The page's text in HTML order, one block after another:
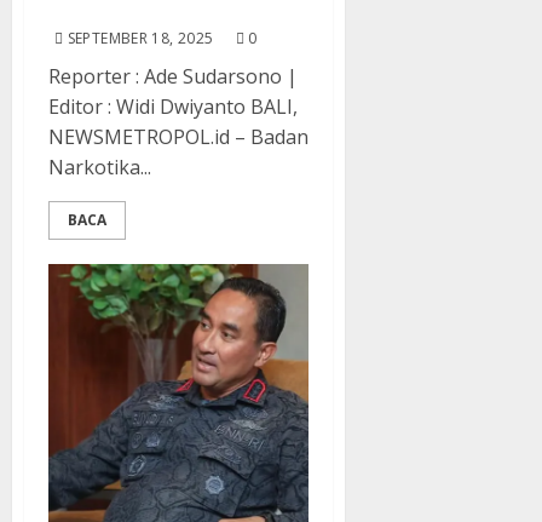
SEPTEMBER 18, 2025 0
Reporter : Ade Sudarsono |
Editor : Widi Dwiyanto BALI,
NEWSMETROPOL.id – Badan
Narkotika...
BACA